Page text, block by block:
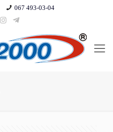
067 493-03-04